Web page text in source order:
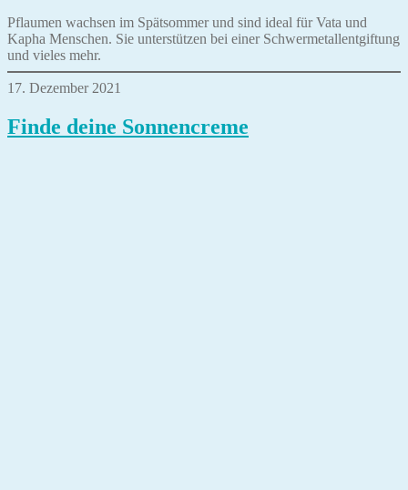
Pflaumen wachsen im Spätsommer und sind ideal für Vata und
Kapha Menschen. Sie unterstützen bei einer Schwermetallentgiftung
und vieles mehr.
17. Dezember 2021
Finde deine Sonnencreme